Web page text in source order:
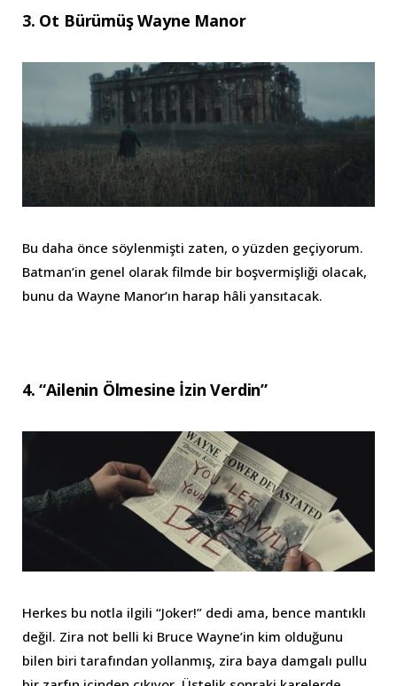
3. Ot Bürümüş Wayne Manor
Bu daha önce söylenmişti zaten, o yüzden geçiyorum.
Batman’in genel olarak filmde bir boşvermişliği olacak,
bunu da Wayne Manor’ın harap hâli yansıtacak.
4. “Ailenin Ölmesine İzin Verdin”
Herkes bu notla ilgili “Joker!” dedi ama, bence mantıklı
değil. Zira not belli ki Bruce Wayne’in kim olduğunu
bilen biri tarafından yollanmış, zira baya damgalı pullu